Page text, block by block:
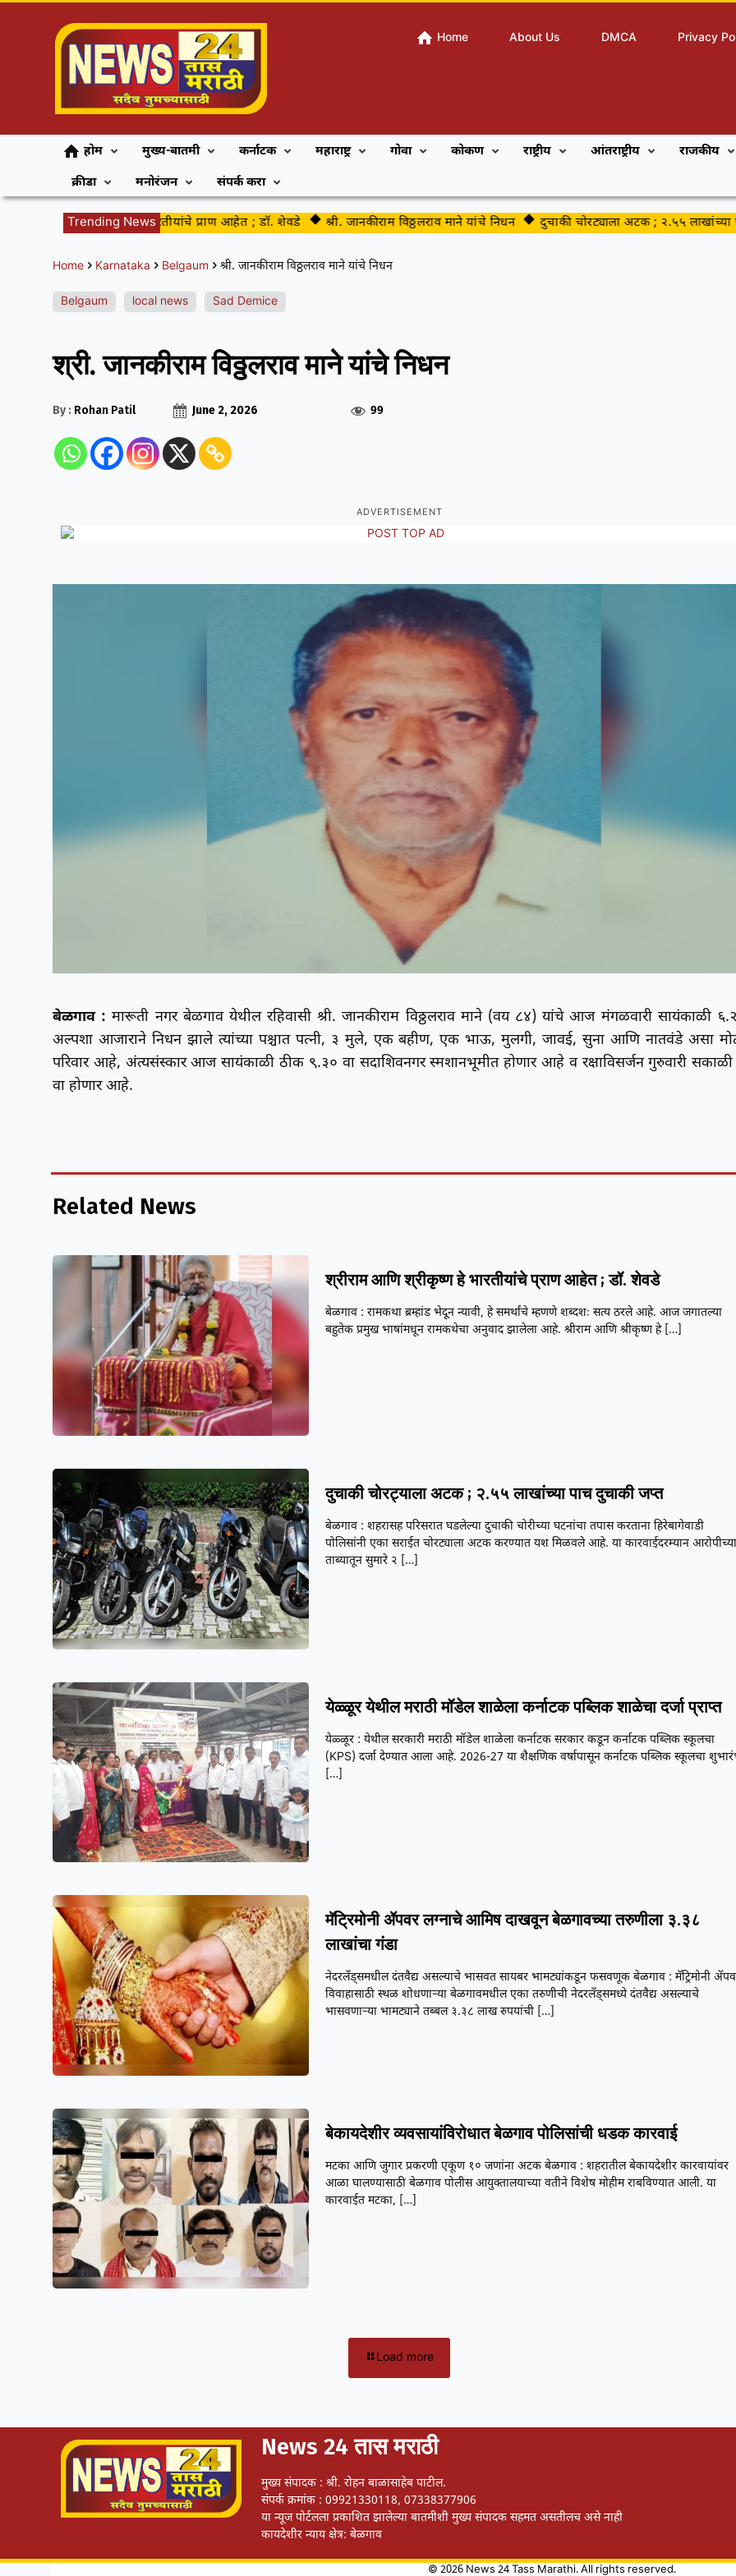
Home About Us DMCA Privacy
होम मुख्य-बातमी कर्नाटक महाराष्ट्र गोवा कोकण राष्ट्रीय आंतराष्ट्रीय
राजकीय
क्रीडा
मनोरंजन संपर्क करा
Trending News
श्रीराम आणि श्रीकृष्ण हे भारतीयांचे प्राण आहेत ; डॉ. शेवडे श्री. जानकीराम विठ्ठलराव माने यांचे निधन दुचाकी चोरट्याला अटक ; २.५५ लाखांच्या पाच
Home Karnataka Belgaum श्री. जानकीराम विठ्ठलराव माने यांचे निधन
Belgaum local news Sad Demice
श्री. जानकीराम विठ्ठलराव माने यांचे निधन
By : Rohan Patil June 2, 2026 99
ADVERTISEMENT
बेळगाव : मारूती नगर बेळगाव येथील रहिवासी श्री. जानकीराम विठ्ठलराव माने (वय ८४) यांचे आज मंगळवारी सायंकाळी
अल्पशा आजाराने निधन झाले त्यांच्या पश्चात पत्नी, ३ मुले, एक बहीण, एक भाऊ, मुलगी, जावई, सुना आणि नातवंडे असा
परिवार आहे, अंत्यसंस्कार आज सायंकाळी ठीक ९.३० वा सदाशिवनगर स्मशानभूमीत होणार आहे व रक्षाविसर्जन गुरुवारी
वा होणार आहे.
Related News
श्रीराम आणि श्रीकृष्ण हे भारतीयांचे प्राण आहेत ; डॉ. शेवडे
बेळगाव : रामकथा ब्रम्हांड भेदून न्यावी, हे समर्थांचे म्हणणे शब्दशः सत्य ठरले आहे. आज जगातल्या
बहुतेक प्रमुख भाषांमधून रामकथेचा अनुवाद झालेला आहे. श्रीराम आणि श्रीकृष्ण हे[…]
दुचाकी चोरट्याला अटक ; २.५५ लाखांच्या पाच दुचाकी जप्त
बेळगाव : शहरासह परिसरात घडलेल्या दुचाकी चोरीच्या घटनांचा तपास करताना हिरेबागेवाडी
पोलिसांनी एका सराईत चोरट्याला अटक करण्यात यश मिळवले आहे. या कारवाईदरम्यान
ताब्यातून सुमारे २ […]
येळ्ळूर येथील मराठी मॉडेल शाळेला कर्नाटक पब्लिक शाळेचा दर्जा प्राप्त
येळ्ळूर : येथील सरकारी मराठी मॉडेल शाळेला कर्नाटक सरकार कडून कर्नाटक पब्लिक स्कूलचा
(KPS) दर्जा देण्यात आला आहे. 2026-27 या शैक्षणिक वर्षापासून कर्नाटक पब्लिक स्कूलचा
[…]
मॅट्रिमोनी ॲपवर लग्नाचे आमिष दाखवून बेळगावच्या तरुणीला ३.३८
लाखांचा गंडा
नेदरलँड्समधील दंतवैद्य असल्याचे भासवत सायबर भामट्यांकडून फसवणूक बेळगाव : मॅट्रिमोनी
विवाहासाठी स्थळ शोधणाऱ्या बेळगावमधील एका तरुणीची नेदरलँड्समध्ये दंतवैद्य असल्याचे
भासवणाऱ्या भामट्याने तब्बल ३.३८ लाख रुपयांची […]
बेकायदेशीर व्यवसायांविरोधात बेळगाव पोलिसांची धडक कारवाई
मटका आणि जुगार प्रकरणी एकूण १० जणांना अटक बेळगाव : शहरातील बेकायदेशीर कारवायांवर
आळा घालण्यासाठी बेळगाव पोलीस आयुक्तालयाच्या वतीने विशेष मोहीम राबविण्यात आली. या
कारवाईत मटका, […]
Load more
News 24 तास मराठी
मुख्य संपादक : श्री. रोहन बाळासाहेब पाटील.
संपर्क क्रमांक : 09921330118, 07338377906
या न्यूज पोर्टलला प्रकाशित झालेल्या बातमीशी मुख्य संपादक सहमत असतीलच असे नाही
कायदेशीर न्याय क्षेत्र: बेळगाव
© 2026 News 24 Tass Marathi. All rights reserved.